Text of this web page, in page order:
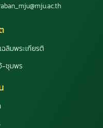
ลิมพระเกียรติ
-ชุมพร